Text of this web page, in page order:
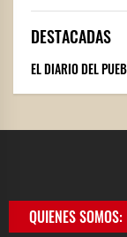
DESTACADAS
EL DIARIO DEL
QUIENES SOMOS: